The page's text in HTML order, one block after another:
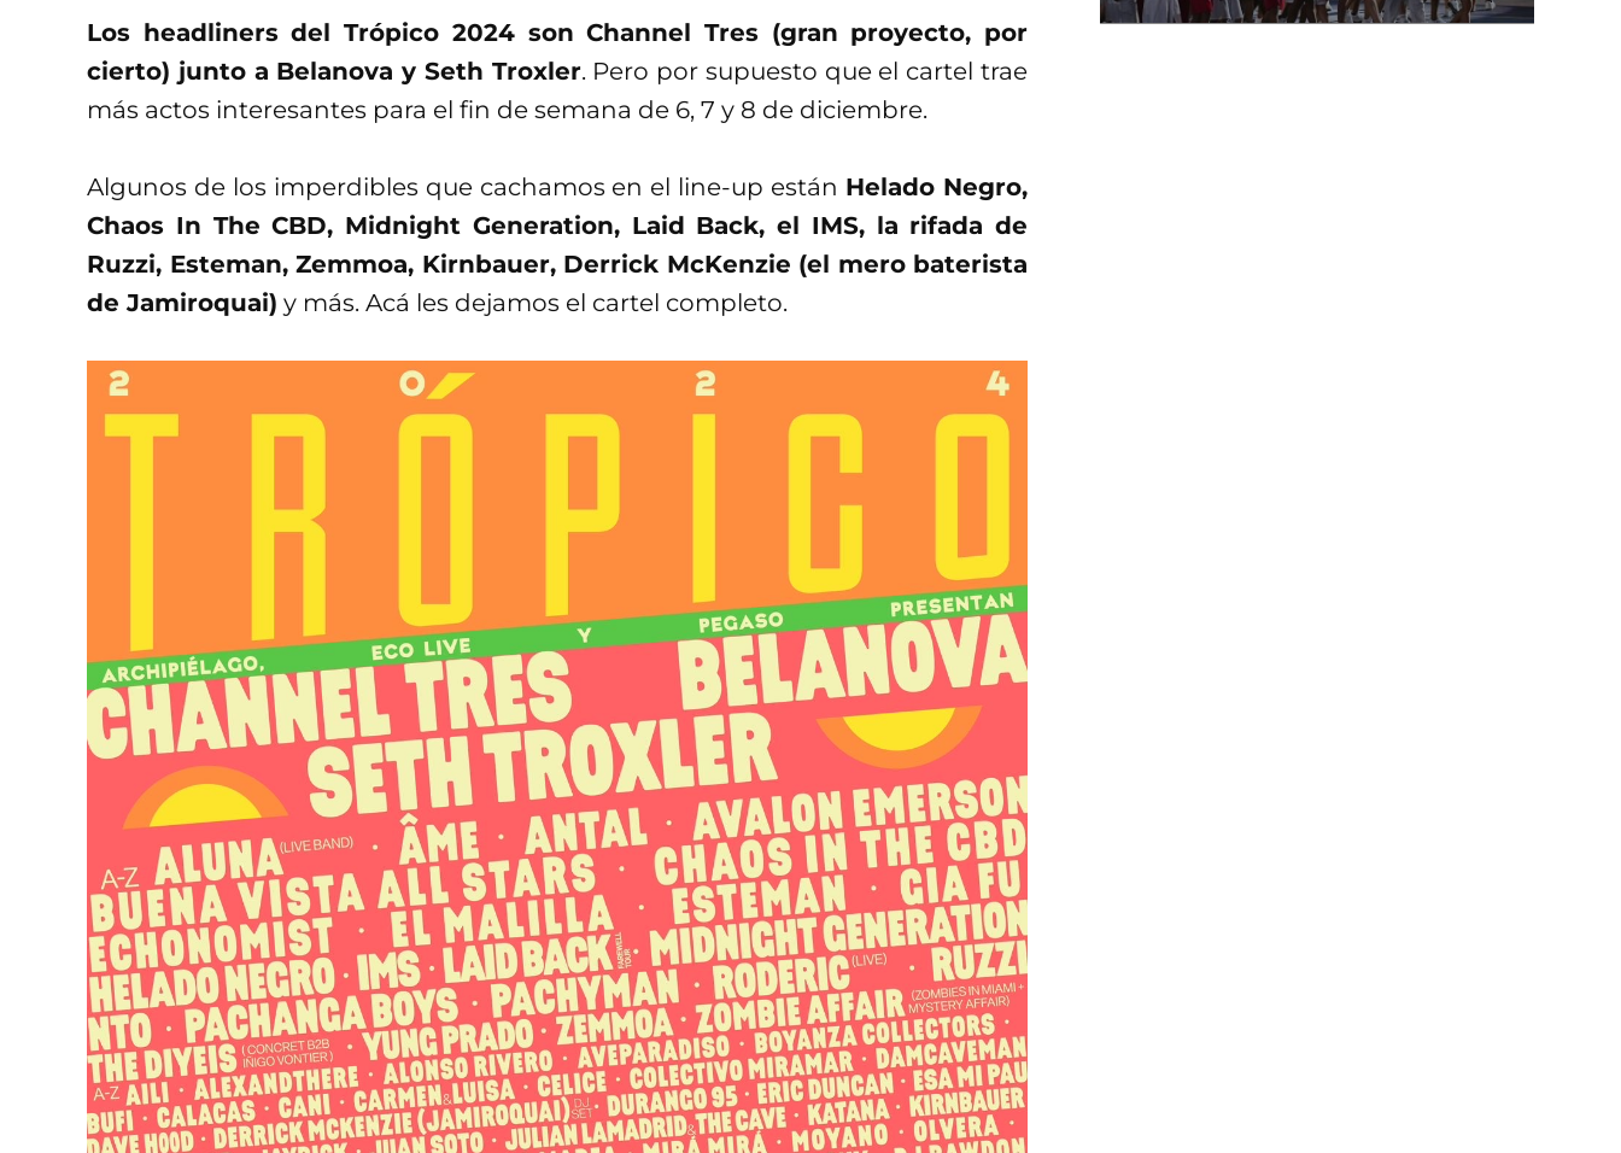
Los headliners del Trópico 2024 son Channel Tres (gran proyecto, por
cierto) junto a Belanova y Seth Troxler. Pero por supuesto que el cartel trae
más actos interesantes para el fin de semana de 6, 7 y 8 de diciembre.
Algunos de los imperdibles que cachamos en el line-up están Helado Negro,
Chaos In The CBD, Midnight Generation, Laid Back, el IMS, la rifada de
Ruzzi, Esteman, Zemmoa, Kirnbauer, Derrick McKenzie (el mero baterista
de Jamiroquai) y más. Acá les dejamos el cartel completo.